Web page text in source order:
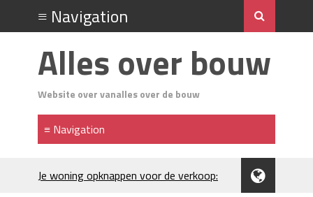
Alles over bouw
Website over vanalles over de bouw
Je woning opknappen voor de verkoop: